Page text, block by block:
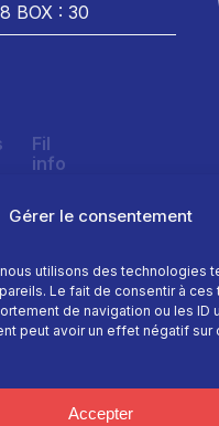
Gérer le consentement
utilisons des technologies
Le fait de consentir à
de navigation ou les ID
peut avoir un effet négatif
Accepter
BOX : 30
Site réalisé par
Fil
info
Sport
Recettes
Faits
divers
Politique